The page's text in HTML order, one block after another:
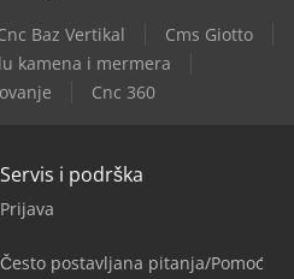
Baz Vertikal
Cms Giotto
kamena i mermera
Cnc 360
Servis i podrška
Prijava
Često postavljana pitanja/Pomoć